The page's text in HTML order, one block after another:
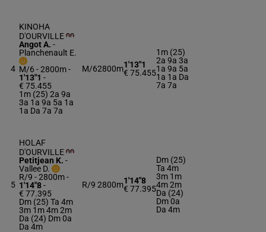
4
KINOHA
D'OURVILLE
Angot A. -
Planchenault E.
M/6 - 2800m-
1'13"1 -
€ 75.455
1m (25) 2a 9a
3a 1a 9a 5a 1a
1a Da 7a 7a
M/62800m1'13"1
€ 75.455
1m (25)
2a 9a 3a
1a 9a 5a
1a 1a Da
7a 7a
5
HOLAF
D'OURVILLE
Petitjean K. -
Vallee D.
R/9 - 2800m-
1'14"8-
€ 77.395
Dm (25) Ta 4m
3m 1m 4m 2m
Da (24) Dm 0a
Da 4m
R/9 2800m1'14"8
€ 77.395
Dm (25)
Ta 4m
3m 1m
4m 2m
Da (24)
Dm 0a
Da 4m